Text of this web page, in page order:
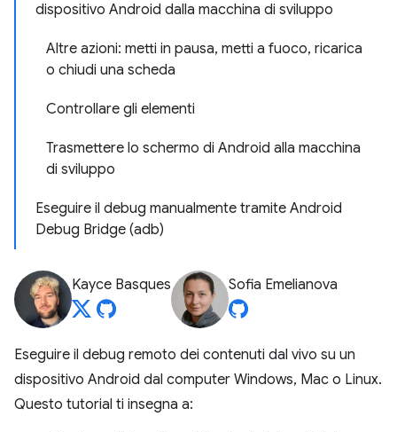
dispositivo Android dalla macchina di sviluppo
Altre azioni: metti in pausa, metti a fuoco, ricarica
o chiudi una scheda
Controllare gli elementi
Trasmettere lo schermo di Android alla macchina
di sviluppo
Eseguire il debug manualmente tramite Android
Debug Bridge (adb)
Kayce Basques Sofia Emelianova
Eseguire il debug remoto dei contenuti dal vivo su un
dispositivo Android dal computer Windows, Mac o Linux.
Questo tutorial ti insegna a: